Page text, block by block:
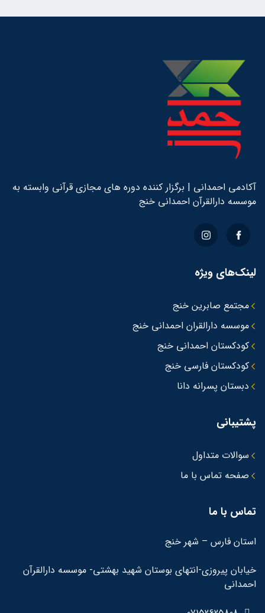
آکادمی احمدانی | برگزار کننده دوره های مجازی قرآنی وابسته به
موسسه دارالقرآن احمدانی خنج
لینک‌های ویژه
مجتمع صابرین خنج
موسسه دارالقران احمدانی خنج
کودکستان احمدانی خنج
کودکستان فارسی خنج
دبستان پسرانه دانا
پشتیبانی
سوالات متداول
صفحه تماس با ما
تماس با ما
استان فارس – شهر خنج
خیابان پیروزی-انتهای بوستان شهید بهشتی- موسسه دارالقرآن
احمدانی